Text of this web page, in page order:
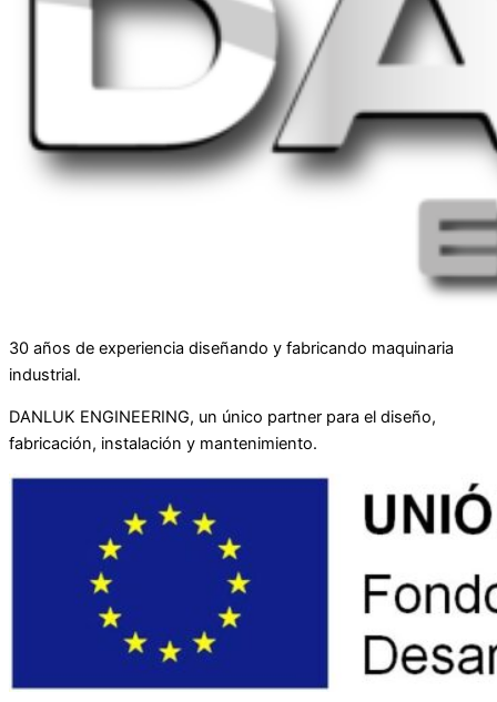
30 años de experiencia diseñando y fabricando maquinaria
industrial.
DANLUK ENGINEERING, un único partner para el diseño,
fabricación, instalación y mantenimiento.